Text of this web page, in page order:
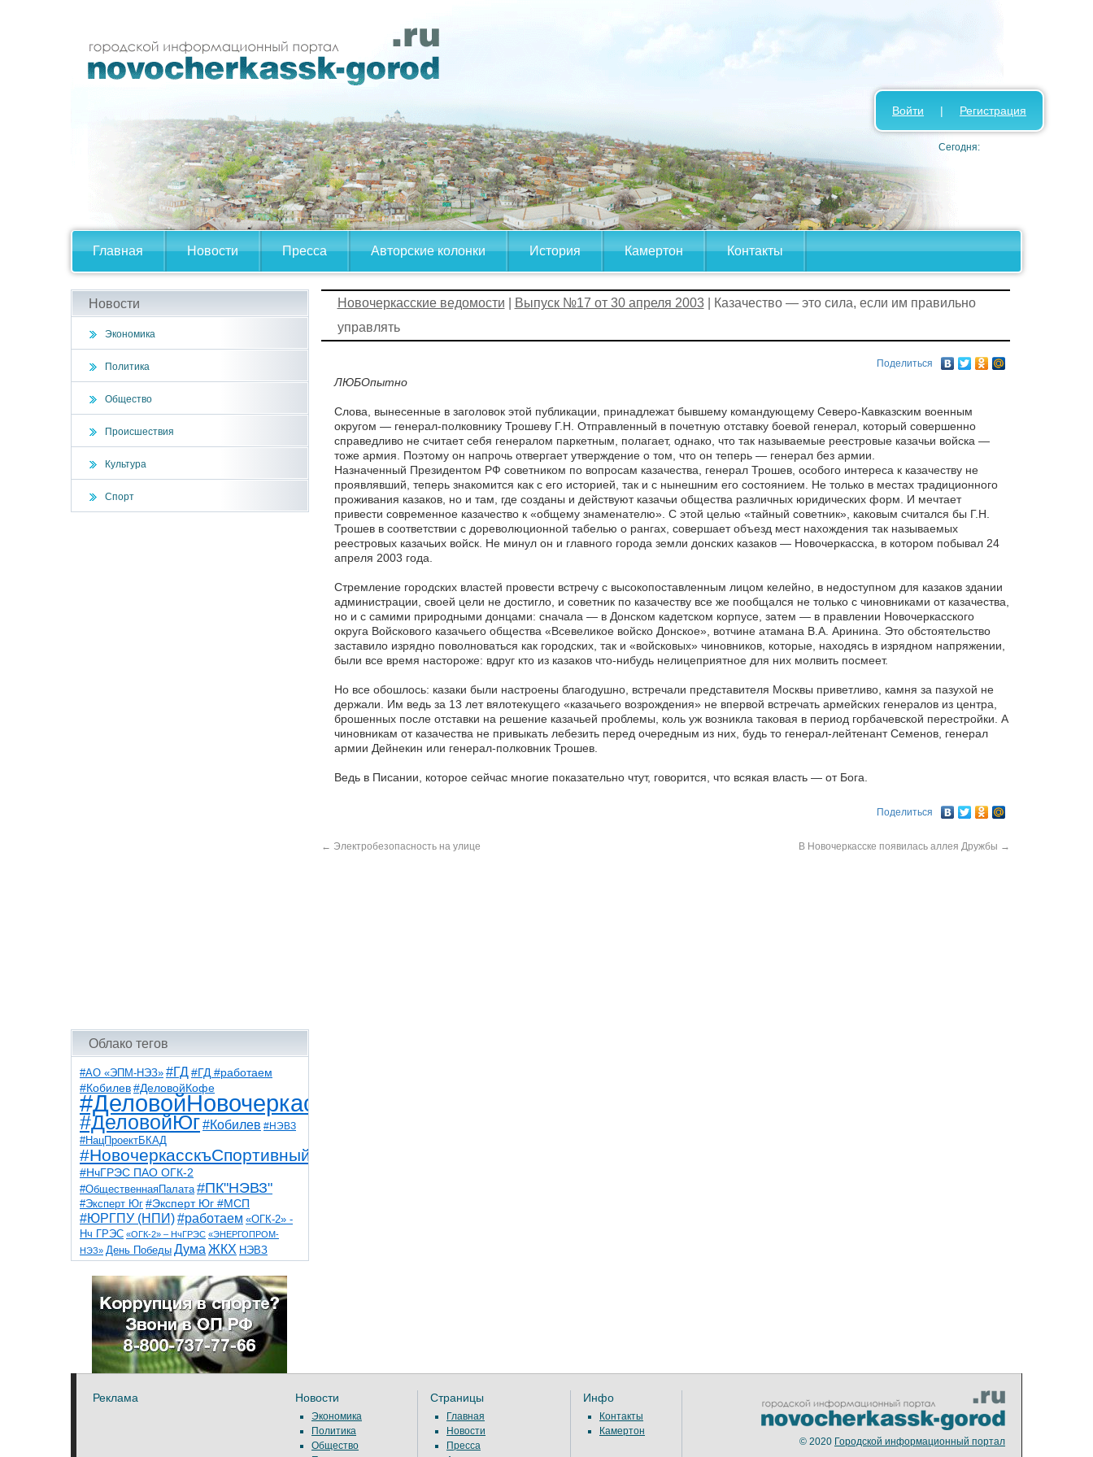
Главная Новости Пресса Авторские колонки История Камертон Контакты
Войти | Регистрация
Сегодня:
Новости
Экономика
Политика
Общество
Происшествия
Культура
Спорт
Облако тегов
#АО «ЭПМ-НЭЗ» #ГД #ГД #работаем
#Кобилев #ДеловойКофе
#ДеловойНовочеркасск
#ДеловойЮг#Кобилев #НЭВЗ
#НацПроектБКАД
#НовочеркасскъСпортивный
#НчГРЭС ПАО ОГК-2
#ОбщественнаяПалата #ПК"НЭВЗ"
#Эксперт Юг #Эксперт Юг #МСП
#ЮРГПУ (НПИ)#работаем «ОГК-2» -
Нч ГРЭС «ОГК-2» – НчГРЭС «ЭНЕРГОПРОМ-
НЭЗ» День Победы Дума ЖКХ НЭВЗ
НчГРЭС ТНТ
благоустройствоветераны выборы
детидороги казаки коррупция космос
общественная палата парк пожар роща
спорт театр транспорт художники
Новочеркасские ведомости Выпуск №17 от 30 апреля 2003| Казачество — это сила, если им правильно
управлять
Поделиться
ЛЮБОпытно
Слова, вынесенные в заголовок этой публикации, принадлежат бывшему командующему Северо-Кавказским военным
округом — генерал-полковнику Трошеву Г.Н. Отправленный в почетную отставку боевой генерал, который совершенно
справедливо не считает себя генералом паркетным, полагает, однако, что так называемые реестровые казачьи войска —
тоже армия. Поэтому он напрочь отвергает утверждение о том, что он теперь — генерал без армии.
Назначенный Президентом РФ советником по вопросам казачества, генерал Трошев, особого интереса к казачеству не
проявлявший, теперь знакомится как с его историей, так и с нынешним его состоянием. Не только в местах традиционного
проживания казаков, но и там, где созданы и действуют казачьи общества различных юридических форм. И мечтает
привести современное казачество к «общему знаменателю». С этой целью «тайный советник», каковым считался бы Г.Н.
Трошев в соответствии с дореволюционной табелью о рангах, совершает объезд мест нахождения так называемых
реестровых казачьих войск. Не минул он и главного города земли донских казаков — Новочеркасска, в котором побывал 24
апреля 2003 года.
Стремление городских властей провести встречу с высокопоставленным лицом келейно, в недоступном для казаков здании
администрации, своей цели не достигло, и советник по казачеству все же пообщался не только с чиновниками от казачества,
но и с самими природными донцами: сначала — в Донском кадетском корпусе, затем — в правлении Новочеркасского
округа Войскового казачьего общества «Всевеликое войско Донское», вотчине атамана В.А. Аринина. Это обстоятельство
заставило изрядно поволноваться как городских, так и «войсковых» чиновников, которые, находясь в изрядном напряжении,
были все время настороже: вдруг кто из казаков что-нибудь нелицеприятное для них молвить посмеет.
Но все обошлось: казаки были настроены благодушно, встречали представителя Москвы приветливо, камня за пазухой не
держали. Им ведь за 13 лет вялотекущего «казачьего возрождения» не впервой встречать армейских генералов из центра,
брошенных после отставки на решение казачьей проблемы, коль уж возникла таковая в период горбачевской перестройки. А
чиновникам от казачества не привыкать лебезить перед очередным из них, будь то генерал-лейтенант Семенов, генерал
армии Дейнекин или генерал-полковник Трошев.
Ведь в Писании, которое сейчас многие показательно чтут, говорится, что всякая власть — от Бога.
Поделиться
← Электробезопасность на улице В Новочеркасске появилась аллея Дружбы →
Реклама Новости
Экономика
Политика
Общество
Страницы
Главная
Новости
Пресса
Инфо
Контакты
Камертон
© 2020 Городской информационный портал